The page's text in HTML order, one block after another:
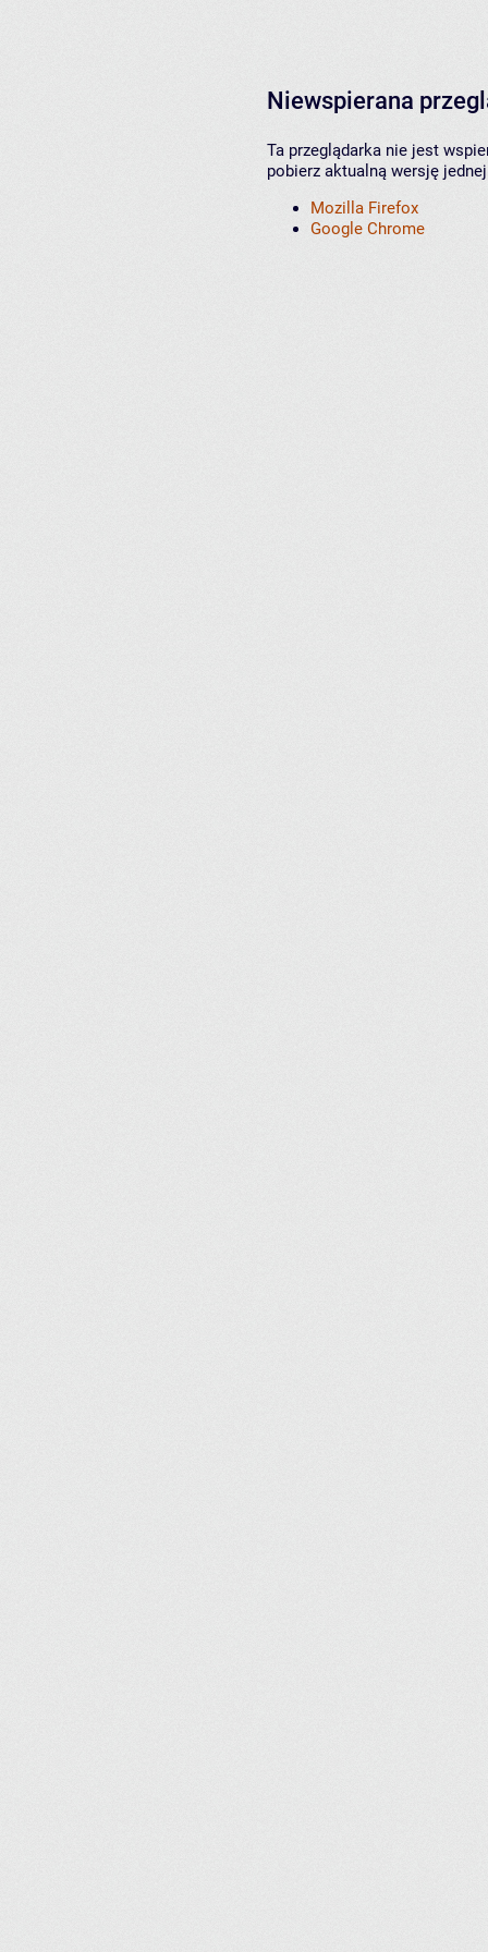
Niewspierana
Ta przeglądarka nie jest
pobierz aktualną wersję
Mozilla Firefox
Google Chrome